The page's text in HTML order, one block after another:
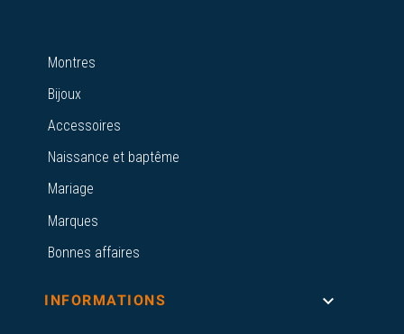
Montres
Bijoux
Accessoires
Naissance et baptême
Mariage
Marques
Bonnes affaires
INFORMATIONS 